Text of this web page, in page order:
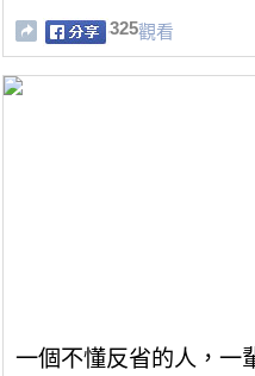
325觀看
一個不懂反省的人，一